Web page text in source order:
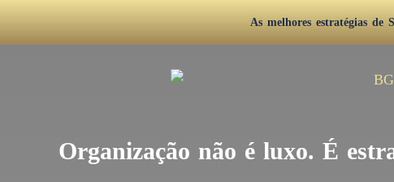
As melhores estratégias de
Organização não é luxo. É